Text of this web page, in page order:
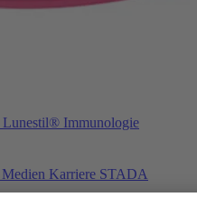
Lunestil® Immunologie
Medien Karriere STADA